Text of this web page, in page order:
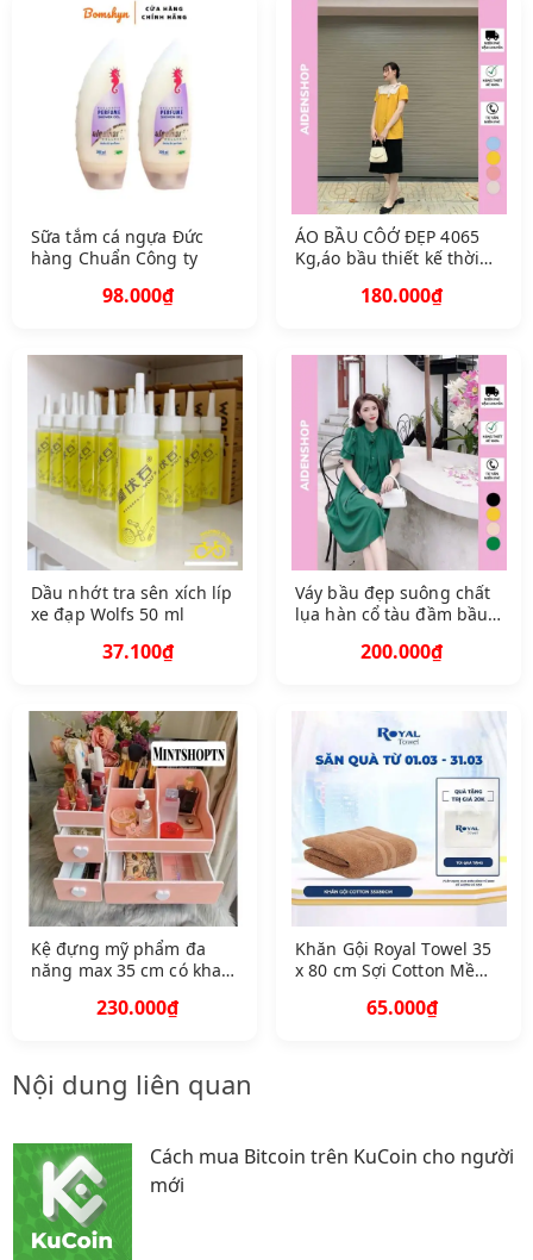
Sữa tắm cá ngựa Đức
hàng Chuẩn Công ty
98.000₫
ÁO BẦU CÔỞ ĐẸP 4065
Kg,áo bầu thiết kế thời
180.000₫
Dầu nhớt tra sên xích líp
xe đạp Wolfs 50 ml
37.100₫
Váy bầu đẹp suông chất
lụa hàn cổ tàu đầm bầu
200.000₫
Kệ đựng mỹ phẩm đa
năng max 35 cm có khay
bụi đồ trang điểm,kệ mĩ
230.000₫
Khăn Gội Royal Towel 35
x 80 cm Sợi Cotton Mềm
Không Xổ Lông, Không
65.000₫
Nội dung liên quan
Cách mua Bitcoin trên KuCoin cho người
mới